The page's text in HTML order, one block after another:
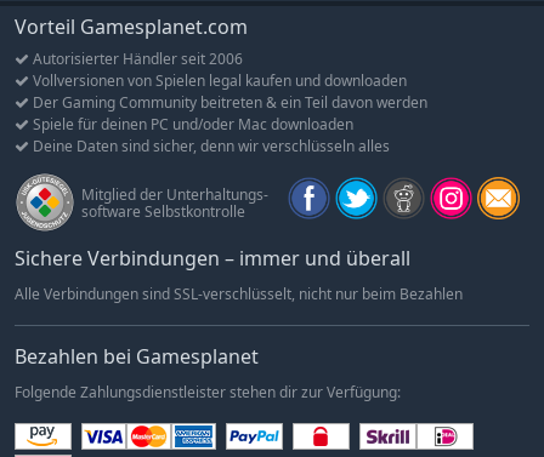
Achte auf alles: Sorge für die Gesundheit, das Wohlergehen
und die Zufriedenheit deiner Gäste, damit dein Park floriert.
Mit den brandneuen Wasserparks wächst auch der Bedarf
an schattigen Plätzen, Sonnencreme, Rettungsschwimmern,
Umkleidekabinen und vielem mehr, um sicherzustellen, dass
jeder seinen schönsten Tag in und außerhalb der
Schwimmbecken erlebt.
Zufriedenheit garantiert: Nie war es einfacher, die Wünsche
und Bedürfnisse deiner Gäste zu verstehen! Mit der neuen
Funktion „Heatmaps“ kannst du die Bedürfnisse des Parks
auf einen Blick erfassen, bevor du tiefer in die Details
eintauchst. Wähle einfach einen Gast, um zu sehen, wie er
und seine Gruppe deinen Themenpark genießen.
GETEILTE FREUDE IST DOPPELTE FREUDE
Gemeinsam gestalten: Entfesselt eure kollektive Kreativität
im Sandbox-Modus. Arbeite abwechselnd mit Spielern
Vorteil Gamesplanet.com
Autorisierter Händler seit 2006
Vollversionen von Spielen legal kaufen und downloaden
Der Gaming Community beitreten & ein Teil davon werden
Spiele für deinen PC und/oder Mac downloaden
Deine Daten sind sicher, denn wir verschlüsseln alles
Mitglied der Unterhaltungs-
software Selbstkontrolle
Sichere Verbindungen – immer und überall
Alle Verbindungen sind SSL-verschlüsselt, nicht nur beim Bezahlen
Bezahlen bei Gamesplanet
Folgende Zahlungsdienstleister stehen dir zur Verfügung: